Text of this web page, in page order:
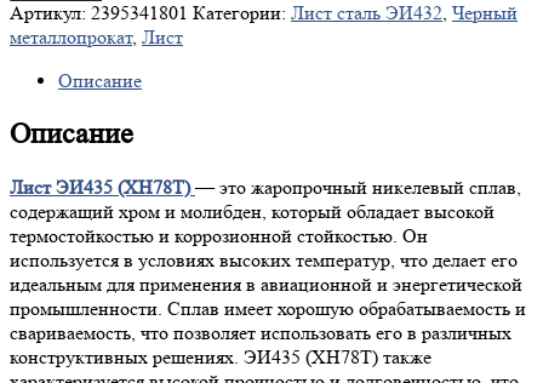
Артикул: 2395341801 Категории: Лист сталь ЭИ432, Черный
металлопрокат, Лист
Описание
Описание
Лист ЭИ435 (ХН78Т) — это жаропрочный никелевый сплав,
содержащий хром и молибден, который обладает высокой
термостойкостью и коррозионной стойкостью. Он
используется в условиях высоких температур, что делает его
идеальным для применения в авиационной и энергетической
промышленности. Сплав имеет хорошую обрабатываемость и
свариваемость, что позволяет использовать его в различных
конструктивных решениях. ЭИ435 (ХН78Т) также